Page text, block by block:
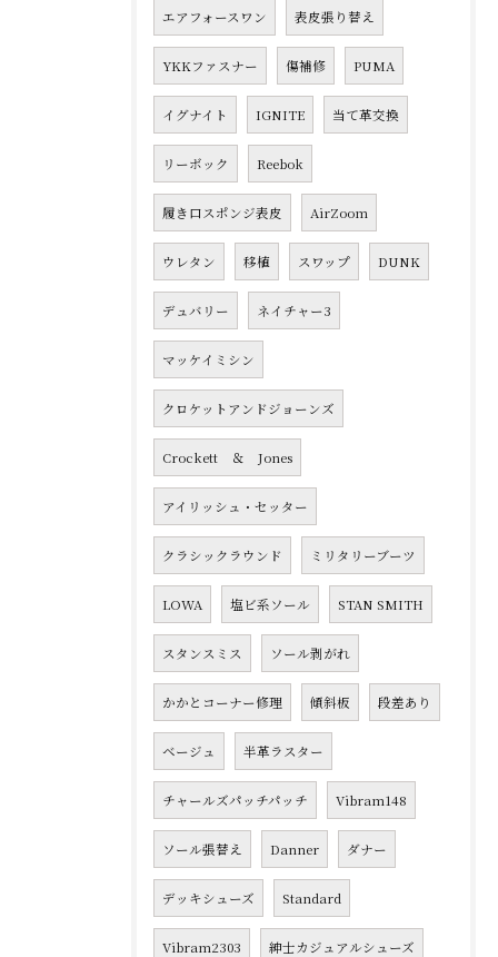
エアフォースワン 表皮張り替え
YKKファスナー 傷補修 PUMA
イグナイト IGNITE 当て革交換
リーボック Reebok
履き口スポンジ表皮 AirZoom
ウレタン 移植 スワップ DUNK
デュバリー ネイチャー3
マッケイミシン
クロケットアンドジョーンズ
Crockett ＆ Jones
アイリッシュ・セッター
クラシックラウンド ミリタリーブーツ
LOWA 塩ビ系ソール STAN SMITH
スタンスミス ソール剥がれ
かかとコーナー修理 傾斜板 段差あり
ベージュ 半革ラスター
チャールズパッチパッチ Vibram148
ソール張替え Danner ダナー
デッキシューズ Standard
Vibram2303 紳士カジュアルシューズ